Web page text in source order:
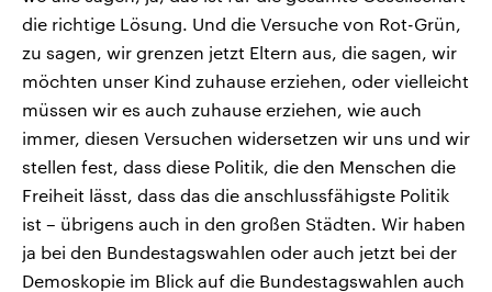
die richtige Lösung. Und die Versuche von Rot-Grün,
zu sagen, wir grenzen jetzt Eltern aus, die sagen, wir
möchten unser Kind zuhause erziehen, oder vielleicht
müssen wir es auch zuhause erziehen, wie auch
immer, diesen Versuchen widersetzen wir uns und wir
stellen fest, dass diese Politik, die den Menschen die
Freiheit lässt, dass das die anschlussfähigste Politik
ist – übrigens auch in den großen Städten. Wir haben
ja bei den Bundestagswahlen oder auch jetzt bei der
Demoskopie im Blick auf die Bundestagswahlen auch